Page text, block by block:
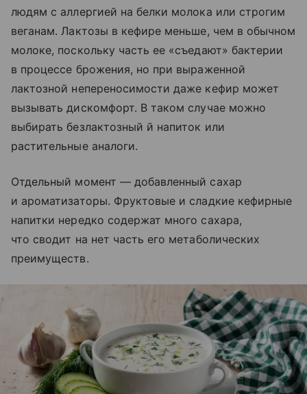
людям с аллергией на белки молока или строгим
веганам. Лактозы в кефире меньше, чем в обычном
молоке, поскольку часть ее «съедают» бактерии
в процессе брожения, но при выраженной
лактозной непереносимости даже кефир может
вызывать дискомфорт. В таком случае можно
выбирать безлактозный й напиток или
растительные аналоги.
Отдельный момент — добавленный сахар
и ароматизаторы. Фруктовые и сладкие кефирные
напитки нередко содержат много сахара,
что сводит на нет часть его метаболических
преимуществ.